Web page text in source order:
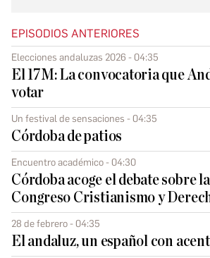
EPISODIOS ANTERIORES
Elecciones andaluzas 2026 - 04:35
El 17M: La convocatoria que
votar
Un festival de sensaciones - 04:35
Córdoba de patios
Encuentro académico - 04:30
Córdoba acoge el debate sobre
Congreso Cristianismo y
28 de febrero - 04:35
El andaluz, un español con